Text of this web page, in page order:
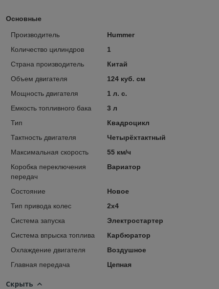
Основные
Производитель
Hummer
Количество цилиндров
1
Страна производитель
Китай
Объем двигателя
124 куб. см
Мощность двигателя
1 л. с.
Емкость топливного бака
3 л
Тип
Квадроцикл
Тактность двигателя
Четырёхтактный
Максимальная скорость
55 км/ч
Коробка переключения
передач
Вариатор
Состояние
Новое
Тип привода колес
2х4
Система запуска
Электростартер
Система впрыска топлива
Карбюратор
Охлаждение двигателя
Воздушное
Главная передача
Цепная
Скрыть